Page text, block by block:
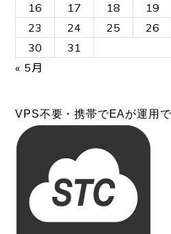
16
17 18 19
23
24 25 26
30
31
« 5月
VPS不要・携帯でEAが運用